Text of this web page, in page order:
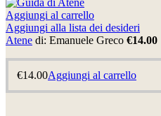
Aggiungi al carrello
Aggiungi alla lista dei desideri
Atene di: Emanuele Greco €14.00
€14.00Aggiungi al carrello